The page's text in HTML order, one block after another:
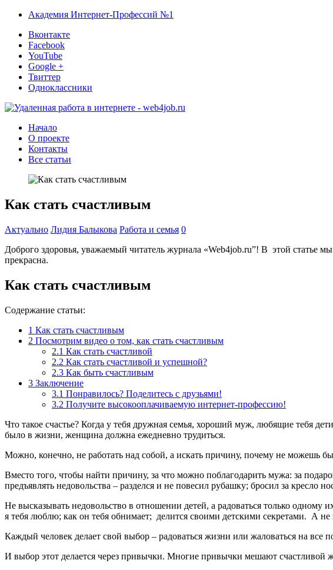
Академия Интернет-Профессий №1
Вконтакте
Facebook
YouTube
Google +
Твиттер
Одноклассники
Начало
О проекте
Контакты
Все статьи
Как стать счастливым
Актуально Лидия Балыкова Работа и семья 0
Доброго здоровья, уважаемый читатель журнала «Web4job.ru”! В этой статье
прекрасна.
Как стать счастливым
Содержание статьи:
1 Как стать счастливым
2 Посмотрим видео о том, как стать счастливым
2.1 Как стать счастливой
2.2 Как стать счастливой и успешной?
2.3 Как быть счастливым
3 Заключение
3.1 Понравилось? Поделитесь с друзьями!
3.2 Получите высокооплачиваемую интернет-профессию!
Что такое счастье? Когда у тебя дружная семья, хороший муж, любящие тебя
было в жизни, женщина должна ежедневно трудиться.
Можно, конечно, не работать над собой, а искать причину, почему не можешь
Вместо того, чтобы найти причину, за что можно поблагодарить мужа: за
предъявлять недовольства – разделся и не повесил рубашку; бросил за кресло
Не высказывать недовольство в отношении детей, а радоваться только
я тебя люблю; как он тебя обнимает; делится своими детскими секретами. А
Каждый человек делает свой выбор – радоваться жизни или жаловаться на все
И выбор этот делается через привычки. Многие привычки мешают счастливой